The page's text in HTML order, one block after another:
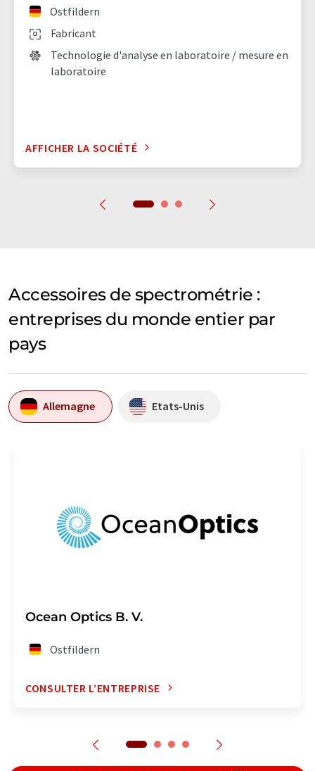
Fabricant
Ostfildern
Technologie d'analyse en laboratoire / mesure en
laboratoire
AFFICHER LA SOCIÉTÉ
Accessoires de spectrométrie :
entreprises du monde entier par
pays
Allemagne Etats-Unis
Ocean Optics B. V.
Ostfildern
CONSULTER L’ENTREPRISE